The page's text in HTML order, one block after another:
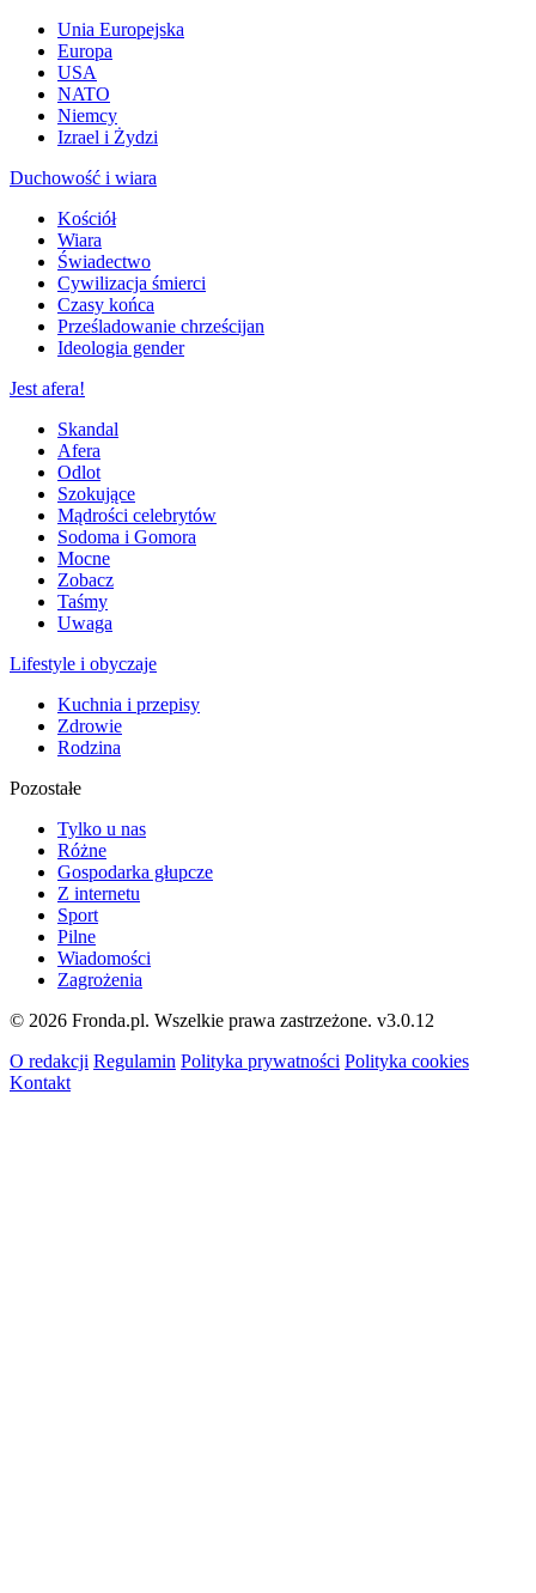
Unia Europejska
Europa
USA
NATO
Niemcy
Izrael i Żydzi
Duchowość i wiara
Kościół
Wiara
Świadectwo
Cywilizacja śmierci
Czasy końca
Prześladowanie chrześcijan
Ideologia gender
Jest afera!
Skandal
Afera
Odlot
Szokujące
Mądrości celebrytów
Sodoma i Gomora
Mocne
Zobacz
Taśmy
Uwaga
Lifestyle i obyczaje
Kuchnia i przepisy
Zdrowie
Rodzina
Pozostałe
Tylko u nas
Różne
Gospodarka głupcze
Z internetu
Sport
Pilne
Wiadomości
Zagrożenia
© 2026 Fronda.pl. Wszelkie prawa zastrzeżone. v3.0.12
O redakcji Regulamin Polityka prywatności Polityka cookies
Kontakt